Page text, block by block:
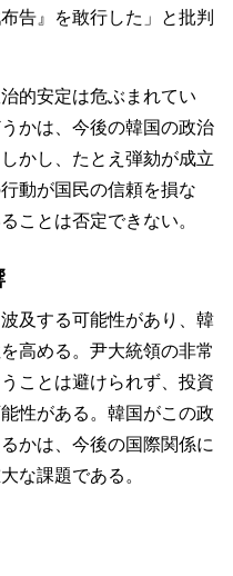
告』を敢行した」と批判
的安定は危ぶまれてい
かは、今後の韓国の政治
かし、たとえ弾劾が成立
動が国民の信頼を損な
ことは否定できない。
及する可能性があり、韓
高める。尹大統領の非常
ことは避けられず、投資
性がある。韓国がこの政
かは、今後の国際関係に
な課題である。